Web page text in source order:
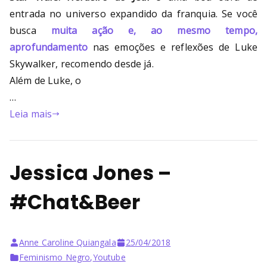
entrada no universo expandido da franquia. Se você
busca muita ação e, ao mesmo tempo,
aprofundamento nas emoções e reflexões de Luke
Skywalker, recomendo desde já.
Além de Luke, o
…
Leia mais
Jessica Jones –
#Chat&Beer
Anne Caroline Quiangala
25/04/2018
Feminismo Negro,Youtube